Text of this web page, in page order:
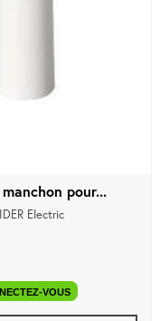
pour...
Electric
VOUS